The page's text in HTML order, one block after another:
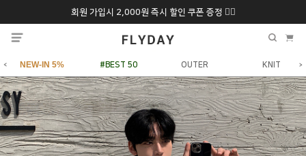
회원 가입시 2,000원 즉시 할인 쿠폰 증정 ❤️‍🔥
추석 특별 할인 10~20% 9/6 화 ~ 9/12월
NEW-IN 5% #BEST 50 OUTER KNIT